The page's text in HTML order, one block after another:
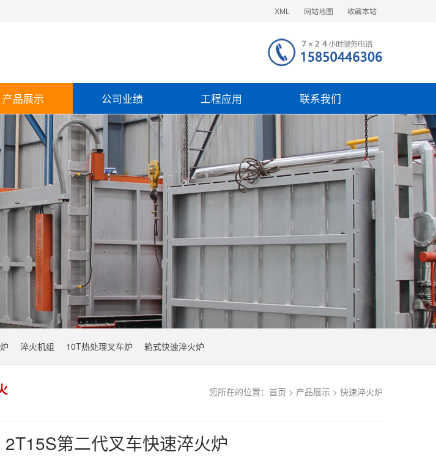
XML 网站地图 收藏本站
产品展示 公司业绩 工程应用 联系我们
淬火机组 10T热处理叉车炉 箱式快速淬火炉
您所在的位置： 首页 > 产品展示 > 快速淬火炉
2T15S第二代叉车快速淬火炉